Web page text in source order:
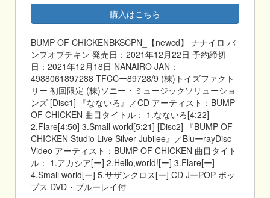
購入はこちら
BUMP OF CHICKENBKSCPN_【newcd】 ナナイロ バ
ンプオブチキン 発売日：2021年12月22日 予約締切
日：2021年12月18日 NANAIRO JAN：
4988061897288 TFCCー89728/9 (株)トイズファクト
リー 初回限定 (株)ソニー・ミュージックソリューショ
ンズ [Disc1] 『なないろ』／CD アーティスト：BUMP
OF CHICKEN 曲目タイトル： 1.なないろ[4:22]
2.Flare[4:50] 3.Small world[5:21] [Disc2] 『BUMP OF
CHICKEN Studio Live Silver Jubilee』／BluーrayDisc
Video アーティスト：BUMP OF CHICKEN 曲目タイト
ル： 1.アカシア[ー] 2.Hello,world![ー] 3.Flare[ー]
4.Small world[ー] 5.サザンクロス[ー] CD JーPOP ポッ
プス DVD・ブルーレイ付